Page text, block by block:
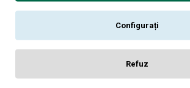
Notă:Codul HTML
Rău
CONTINUĂ
Configurați
Refuz